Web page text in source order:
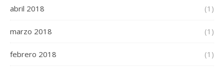
abril 2018 (1)
marzo 2018 (1)
febrero 2018 (1)